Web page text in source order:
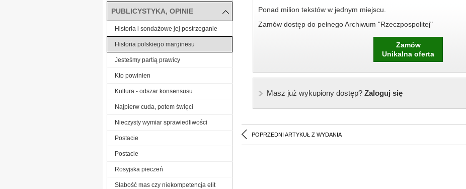
Ponad milion tekstów w jednym miejscu.
Zamów dostęp do pełnego Archiwum "Rzeczpospolitej"
Zamów
Unikalna oferta
Masz już wykupiony dostęp?Zaloguj się
POPRZEDNI ARTYKUŁ Z WYDANIA
PUBLICYSTYKA, OPINIE
Historia i sondażowe jej postrzeganie
Historia polskiego marginesu
Jesteśmy partią prawicy
Kto powinien
Kultura - odszar konsensusu
Najpierw cuda, potem święci
Nieczysty wymiar sprawiedliwości
Postacie
Postacie
Rosyjska pieczeń
Słabość mas czy niekompetencja elit